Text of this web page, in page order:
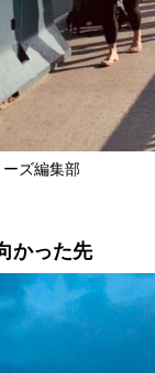
ズ編集部
かった先